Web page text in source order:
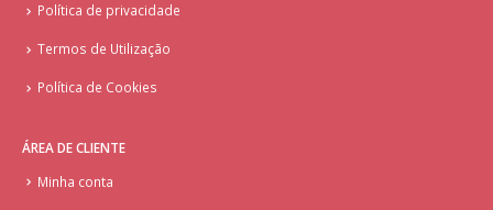
Política de privacidade
Termos de Utilização
Política de Cookies
ÁREA DE CLIENTE
Minha conta